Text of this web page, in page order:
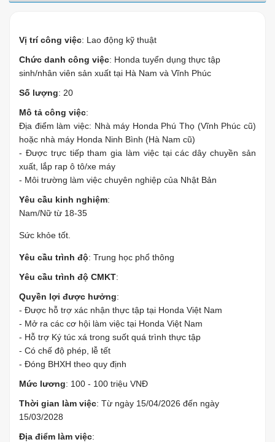
Vị trí công việc: Lao động kỹ thuật
Chức danh công việc: Honda tuyển dụng thực tập
sinh/nhân viên sản xuất tại Hà Nam và Vĩnh Phúc
Số lượng: 20
Mô tả công việc:
Địa điểm làm việc: Nhà máy Honda Phú Thọ (Vĩnh Phúc cũ)
hoặc nhà máy Honda Ninh Bình (Hà Nam cũ)
- Được trực tiếp tham gia làm việc tại các dây chuyền sản
xuất, lắp rap ô tô/xe máy
- Môi trường làm việc chuyên nghiệp của Nhật Bản
Yêu cầu kinh nghiệm:
Nam/Nữ từ 18-35
Sức khỏe tốt.
Yêu cầu trình độ: Trung học phổ thông
Yêu cầu trình độ CMKT:
Quyền lợi được hưởng:
- Được hỗ trợ xác nhận thực tập tại Honda Việt Nam
- Mở ra các cơ hội làm việc tại Honda Việt Nam
- Hỗ trợ Ký túc xá trong suốt quá trình thực tập
- Có chế độ phép, lễ tết
- Đóng BHXH theo quy định
Mức lương: 100 - 100 triệu VNĐ
Thời gian làm việc: Từ ngày 15/04/2026 đến ngày
15/03/2028
Địa điểm làm việc: